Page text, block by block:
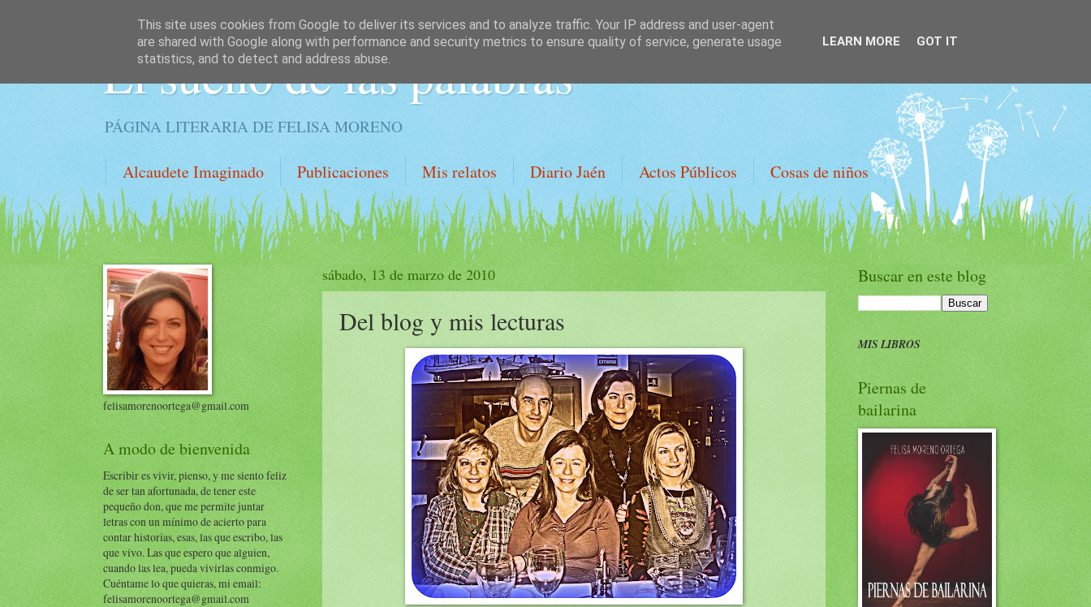
El sueño de las palabras
PÁGINA LITERARIA DE FELISA MORENO
Alcaudete Imaginado Publicaciones Mis relatos Diario Jaén Actos Públicos Cosas de niños
sábado, 13 de marzo de 2010
Del blog y mis lecturas
felisamorenoortega@gmail.com
A modo de bienvenida
Escribir es vivir, pienso, y me siento feliz
de ser tan afortunada, de tener este
pequeño don, que me permite juntar
letras con un mínimo de acierto para
contar historias, esas, las que escribo, las
que vivo. Las que espero que alguien,
cuando las lea, pueda vivirlas conmigo.
Cuéntame lo que quieras, mi email:
felisamorenoortega@gmail.com
Buscar en este blog
MIS LIBROS
Piernas de
bailarina
This site uses cookies from Google to deliver its services and to analyze traffic. Your IP address and user-agent
are shared with Google along with performance and security metrics to ensure quality of service, generate usage
statistics, and to detect and address abuse.
LEARN MORE GOT IT